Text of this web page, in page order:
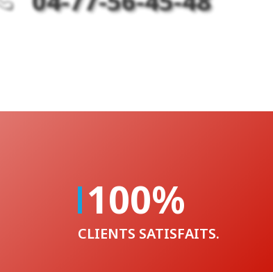
100%
CLIENTS SATISFAITS.